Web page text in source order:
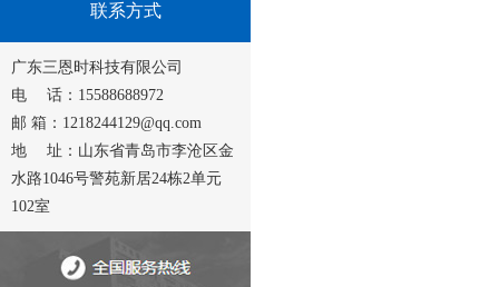
联系方式
广东三恩时科技有限公司
电 话：15588688972
邮 箱：1218244129@qq.com
地 址：山东省青岛市李沧区金
水路1046号警苑新居24栋2单元
102室